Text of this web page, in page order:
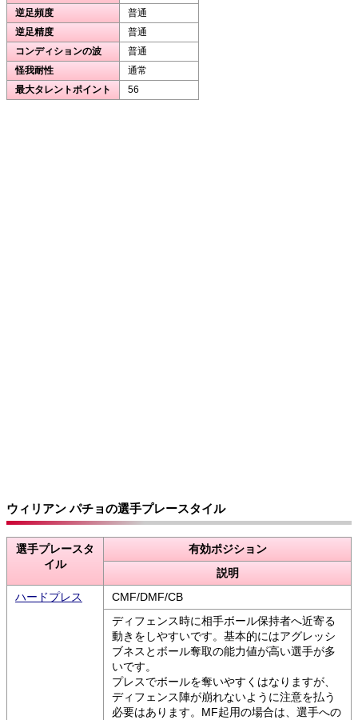
逆足頻度
普通
逆足精度
普通
コンディションの波
普通
怪我耐性
通常
最大タレントポイント
56
ウィリアン パチョの選手プレースタイル
選手プレースタ
イル
有効ポジション
説明
ハードプレス
CMF/DMF/CB
ディフェンス時に相手ボール保持者へ近寄る
動きをしやすいです。基本的にはアグレッシ
ブネスとボール奪取の能力値が高い選手が多
いです。
プレスでボールを奪いやすくはなりますが、
ディフェンス陣が崩れないように注意を払う
必要はあります。MF起用の場合は、選手への